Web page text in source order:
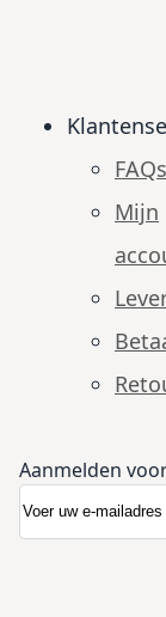
FAQs
Mijn
Aanmelden
Nieuwsbrief